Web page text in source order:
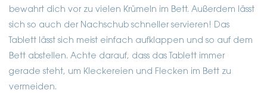
bewahrt dich vor zu vielen Krümeln im Bett. Außerdem lässt
sich so auch der Nachschub schneller servieren! Das
Tablett lässt sich meist einfach aufklappen und so auf dem
Bett abstellen. Achte darauf, dass das Tablett immer
gerade steht, um Kleckereien und Flecken im Bett zu
vermeiden.